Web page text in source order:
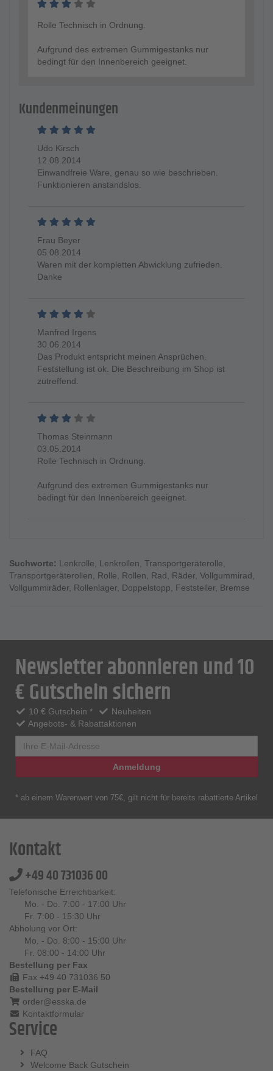
Rolle Technisch in Ordnung.
Aufgrund des extremen Gummigestanks nur
bedingt für den Innenbereich geeignet.
Kundenmeinungen
Udo Kirsch
12.08.2014
Einwandfreie Ware, genau so wie beschrieben.
Funktionieren anstandslos.
Frau Beyer
05.08.2014
Waren mit der kompletten Abwicklung zufrieden.
Danke
Manfred Irgens
30.06.2014
Das Produkt entspricht meinen Ansprüchen.
Feststellung ist ok. Die Beschreibung im Shop ist
zutreffend.
Thomas Steinmann
03.05.2014
Rolle Technisch in Ordnung.
Aufgrund des extremen Gummigestanks nur
bedingt für den Innenbereich geeignet.
Suchworte: Lenkrolle, Lenkrollen, Transportgeräterolle,
Transportgeräterollen, Rolle, Rollen, Rad, Räder, Vollgummirad,
Vollgummiräder, Rollenlager, Doppelstopp, Feststeller, Bremse
Newsletter abonnieren und 10
€ Gutschein sichern
10 € Gutschein *
Neuheiten
Angebots- & Rabattaktionen
Anmeldung
* ab einem Warenwert von 75€, gilt nicht für bereits rabattierte Artikel
Kontakt
+49 40 731036 00
Telefonische Erreichbarkeit:
Mo. - Do. 7:00 - 17:00 Uhr
Fr. 7:00 - 15:30 Uhr
Abholung vor Ort:
Mo. - Do. 8:00 - 15:00 Uhr
Fr. 08:00 - 14:00 Uhr
Bestellung per Fax
Fax +49 40 731036 50
Bestellung per E-Mail
order@esska.de
Kontaktformular
Service
FAQ
Welcome Back Gutschein